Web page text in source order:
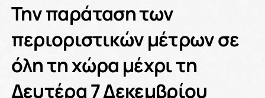
Την παράταση των
περιοριστικών μέτρων σε
όλη τη χώρα μέχρι τη
Δευτέρα 7 Δεκεμβρίου